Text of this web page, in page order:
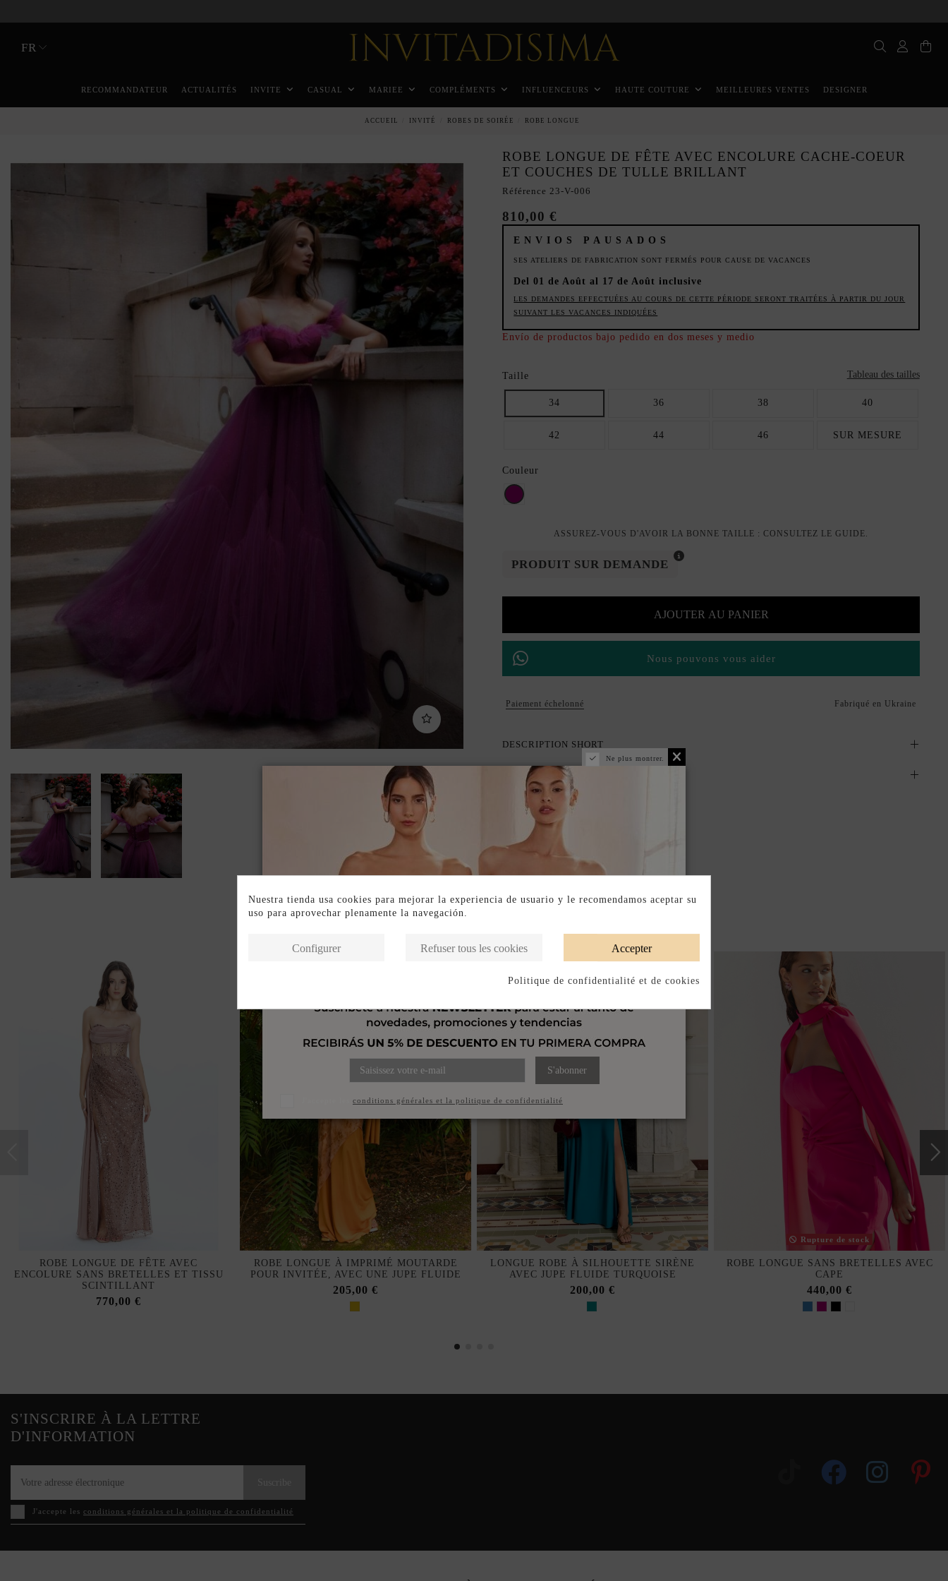
FR
RECOMMANDATEUR ACTUALITÉS INVITE CASUAL MARIEE COMPLÉMENTS INFLUENCEURS HAUTE COUTURE MEILLEURES VENTES DESIGNER
ACCUEIL INVITÉ ROBES DE SOIRÉE ROBE LONGUE
ROBE LONGUE DE FÊTE AVEC ENCOLURE CACHE-COEUR
ET COUCHES DE TULLE BRILLANT
Référence 23-V-006
810,00 €
ENVIOS PAUSADOS
SES ATELIERS DE FABRICATION SONT FERMÉS POUR CAUSE DE VACANCES
Del 01 de Août al 17 de Août inclusive
LES DEMANDES EFFECTUÉES AU COURS DE CETTE PÉRIODE SERONT TRAITÉES À PARTIR DU JOUR
SUIVANT LES VACANCES INDIQUÉES
Envío de productos bajo pedido en dos meses y medio
Taille Tableau des tailles
34 36 38 40
42 44 46 SUR MESURE
Couleur
bougainvillier
ASSUREZ-VOUS D'AVOIR LA BONNE TAILLE : CONSULTEZ LE GUIDE.
PRODUIT SUR DEMANDE
AJOUTER AU PANIER
Nous pouvons vous aider
Paiement échelonné Fabriqué en Ukraine
DESCRIPTION SHORT
DESCRIPTION
ROBE LONGUE DE FÊTE AVEC
ENCOLURE SANS BRETELLES ET TISSU
SCINTILLANT
770,00 €
ROBE LONGUE À IMPRIMÉ MOUTARDE
POUR INVITÉE, AVEC UNE JUPE FLUIDE
205,00 €
LONGUE ROBE À SILHOUETTE SIRÈNE
AVEC JUPE FLUIDE TURQUOISE
200,00 €
Rupture de stock
ROBE LONGUE SANS BRETELLES AVEC
CAPE
440,00 €
S'INSCRIRE À LA LETTRE
D'INFORMATION
J'accepte les conditions générales et la politique de confidentialité
Ne plus montrer.
S'abonner
conditions générales et la politique de confidentialité
Nuestra tienda usa cookies para mejorar la experiencia de usuario y le recomendamos aceptar su
uso para aprovechar plenamente la navegación.
Accepter
Refuser tous les cookies
Configurer
Politique de confidentialité et de cookies